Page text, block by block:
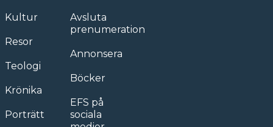
Kultur
Resor
Teologi
Krönika
Porträtt
Avsluta
prenumeration
Annonsera
Böcker
EFS på
sociala